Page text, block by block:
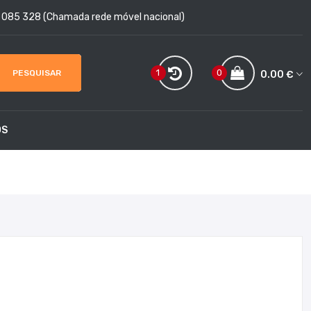
085 328 (Chamada rede móvel nacional)
PESQUISAR 1 0.00 €
0